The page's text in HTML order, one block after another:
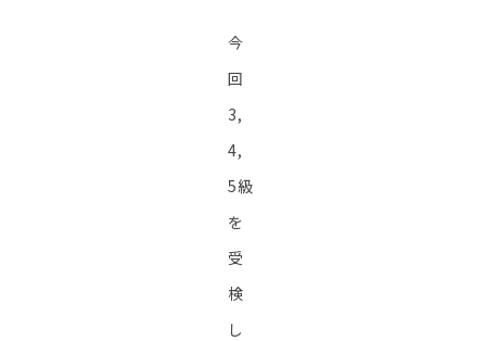
今
回
3,
4,
5級
を
受
検
し